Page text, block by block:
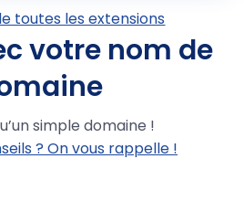
9,99 €
12.99
8,49 €
18.99 14,99 €
toutes les extensions
votre nom de
simple domaine !
? On vous rappelle !